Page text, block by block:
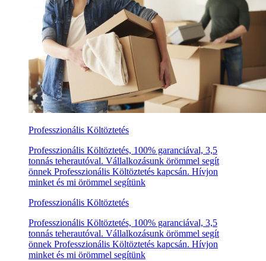
Professzionális Költöztetés
Professzionális Költöztetés, 100% garanciával, 3,5
tonnás teherautóval. Vállalkozásunk örömmel segít
önnek Professzionális Költöztetés kapcsán. Hívjon
minket és mi örömmel segítünk
Professzionális Költöztetés
Professzionális Költöztetés, 100% garanciával, 3,5
tonnás teherautóval. Vállalkozásunk örömmel segít
önnek Professzionális Költöztetés kapcsán. Hívjon
minket és mi örömmel segítünk